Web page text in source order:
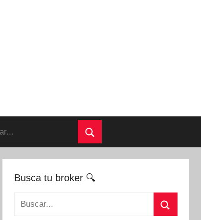
Buscar
Busca tu broker 🔍
Buscar: